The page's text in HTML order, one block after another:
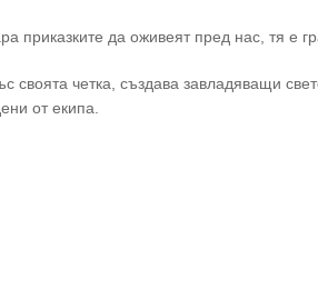
приказките да оживеят пред нас, тя е
четка, създава завладяващи
от екипа.